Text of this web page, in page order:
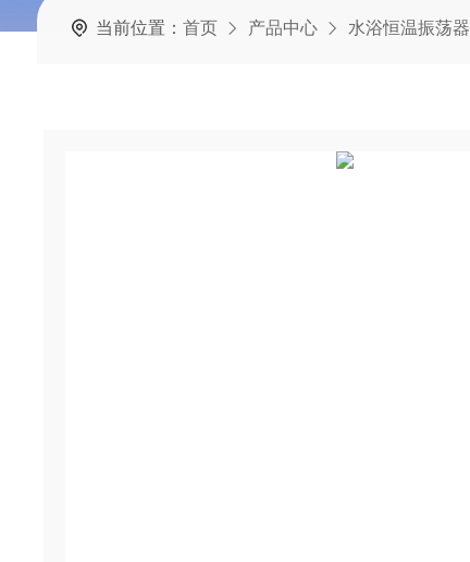
当前位置： 首页 产品中心 水浴恒温振荡器